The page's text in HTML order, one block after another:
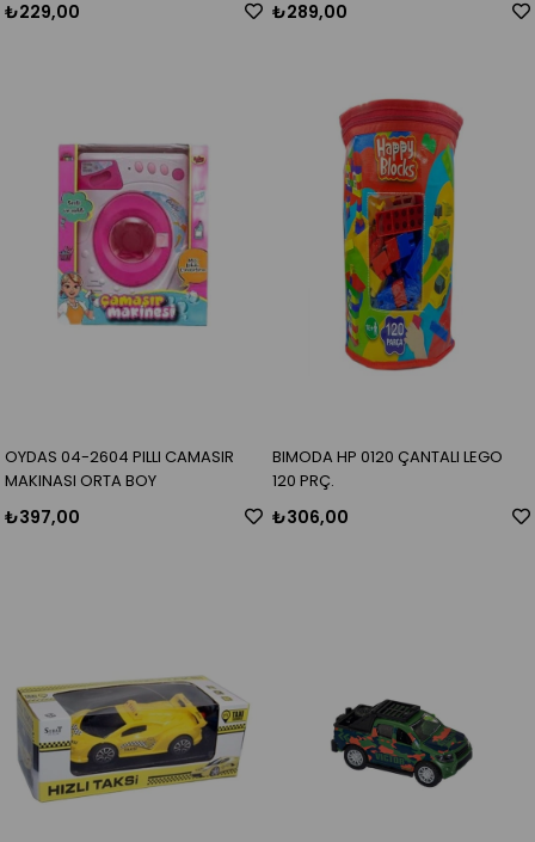
₺229,00 ₺289,00
OYDAS 04-2604 PILLI CAMASIR
MAKINASI ORTA BOY
₺397,00
BIMODA HP 0120 ÇANTALI LEGO
120 PRÇ.
₺306,00